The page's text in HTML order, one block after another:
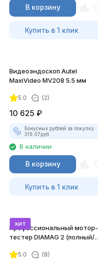
В корзину
Купить в 1 клик
Видеоэндоскоп Autel
MaxiVideo MV208 5.5 мм
5.0 (2)
10 625 ₽
Бонусных рублей за покупку:
319.07руб.
В наличии
В корзину
Купить в 1 клик
хит
Профессиональный мотор-
тестер DIAMAG 2 (полный/
5.0 (8)